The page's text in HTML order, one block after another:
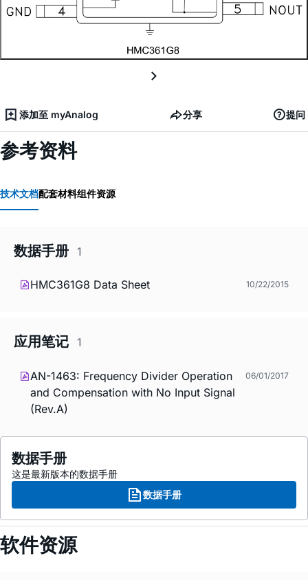
添加至 myAnalog 分享 提问
参考资料
技术文档配套材料组件资源
数据手册 1
HMC361G8 Data Sheet 10/22/2015
应用笔记 1
AN-1463: Frequency Divider Operation
and Compensation with No Input Signal
(Rev.A)
06/01/2017
数据手册
这是最新版本的数据手册
数据手册
软件资源